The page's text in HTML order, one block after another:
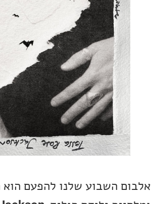
אלבום השבוע שלנו להפעם